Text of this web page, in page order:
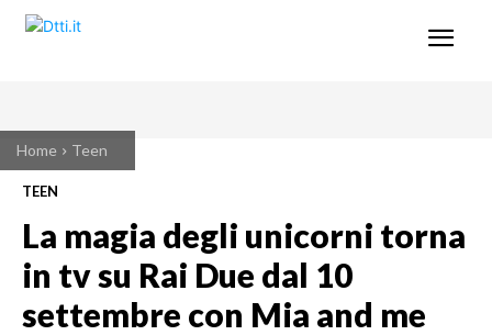
Home Teen
TEEN
La magia degli unicorni torna
in tv su Rai Due dal 10
settembre con Mia and me